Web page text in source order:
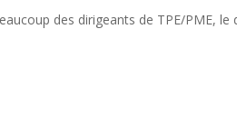
des dirigeants de TPE/PME,